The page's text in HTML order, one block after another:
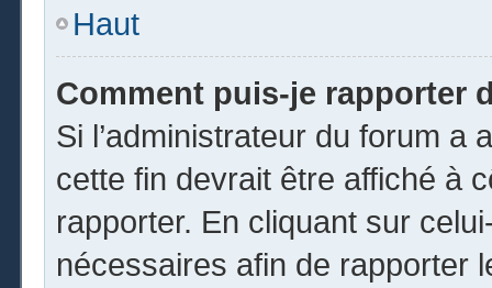
Haut
Comment puis-je rapporter
Si l’administrateur du forum a
cette fin devrait être affiché à
rapporter. En cliquant sur
nécessaires afin de rapporter